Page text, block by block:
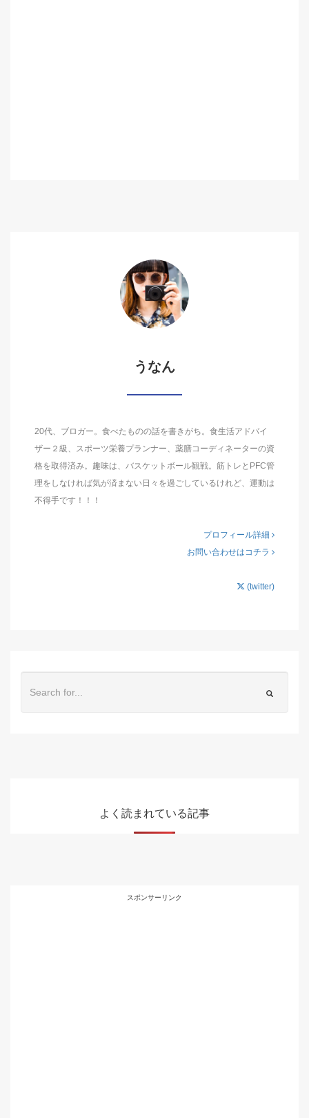
うなん
20代、ブロガー。食べたものの話を書きがち。食生活アドバイ
ザー２級、スポーツ栄養プランナー、薬膳コーディネーターの資
格を取得済み。趣味は、バスケットボール観戦。筋トレとPFC管
理をしなければ気が済まない日々を過ごしているけれど、運動は
不得手です！！！
プロフィール詳細
お問い合わせはコチラ
(twitter)
よく読まれている記事
スポンサーリンク